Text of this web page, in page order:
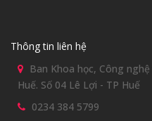
Thông tin liên hệ
Ban Khoa học, Công
Huế. Số 04 Lê Lợi - TP Huế
0234 384 5799